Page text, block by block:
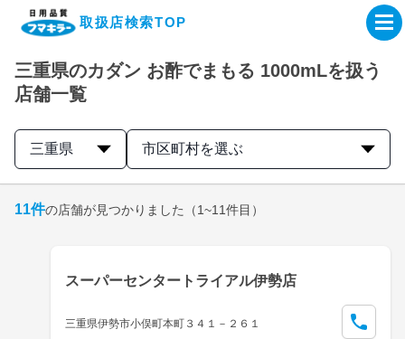
取扱店検索TOP
企業・IR情報サイト
製品情報サイト
取扱店検索はこちら
三重県のカダン お酢でまもる 1000mLを扱う
店舗一覧
三重県 市区町村を選ぶ
11件の店舗が見つかりました （1~11件目）
スーパーセンタートライアル伊勢店
三重県伊勢市小俣町本町３４１－２６１